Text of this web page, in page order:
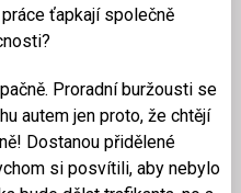
ťapkají společně
Proradní buržousti se
autem jen proto, že chtějí
Dostanou přidělené
si posvítili, aby nebylo